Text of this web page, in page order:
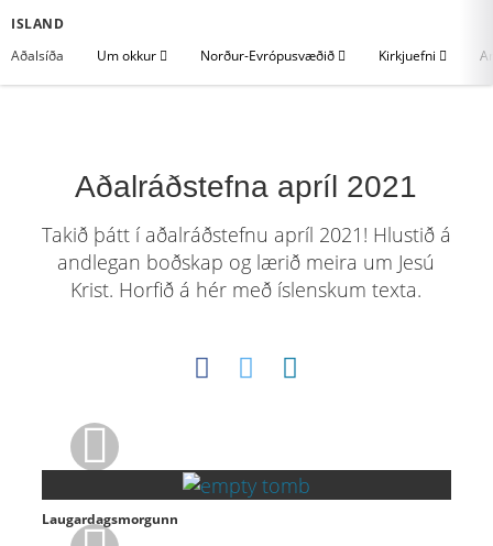
ISLAND
Aðalsíða
Um okkur Norður-Evrópusvæðið Kirkjuefni
Aðalráðstefna apríl 2021
Takið þátt í aðalráðstefnu apríl 2021! Hlustið á
andlegan boðskap og lærið meira um Jesú
Krist. Horfið á hér með íslenskum texta.
Laugardagsmorgunn